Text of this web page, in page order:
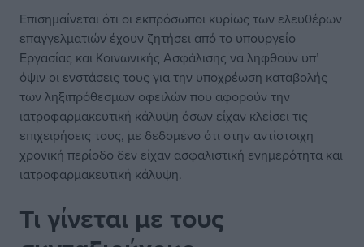
Επισημαίνεται ότι οι εκπρόσωποι κυρίως των ελευθέρων
επαγγελματιών έχουν ζητήσει από το υπουργείο
Εργασίας και Κοινωνικής Ασφάλισης να ληφθούν υπ’
όψιν οι ενστάσεις τους για την υποχρέωση καταβολής
των ληξιπρόθεσμων οφειλών που αφορούν την
ιατροφαρμακευτική κάλυψη όσων είχαν κλείσει τις
επιχειρήσεις τους, με δεδομένο ότι στην αντίστοιχη
χρονική περίοδο δεν είχαν ασφαλιστική ενημερότητα και
ιατροφαρμακευτική κάλυψη.
Τι γίνεται με τους